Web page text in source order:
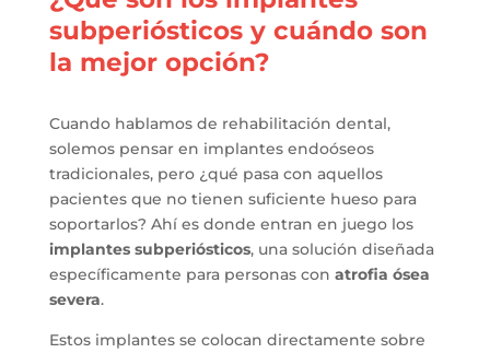
subperiósticos y cuándo son
la mejor opción?
Cuando hablamos de rehabilitación dental,
solemos pensar en implantes endoóseos
tradicionales, pero ¿qué pasa con aquellos
pacientes que no tienen suficiente hueso para
soportarlos? Ahí es donde entran en juego los
implantes subperiósticos, una solución diseñada
específicamente para personas con atrofia ósea
severa.
Estos implantes se colocan directamente sobre